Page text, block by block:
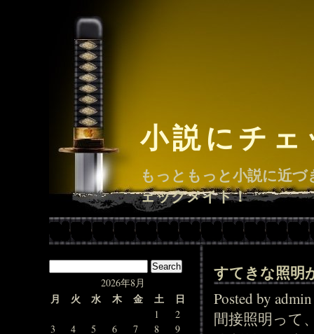
小説にチ
もっともっと小説に近
ェックメイト！
2026年8月
月 火 水 木 金 土 日
1
2
3
4 5 6 7 8
9
すてきな照明
Posted by
間接照明って